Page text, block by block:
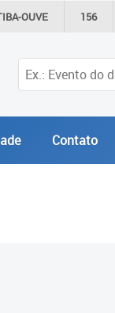
OUVE 156
Contato